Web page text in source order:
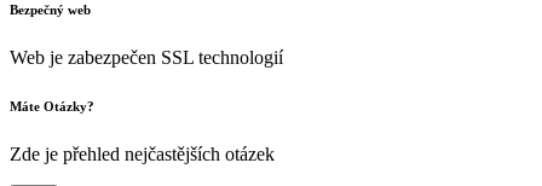
Bezpečný web
Web je zabezpečen SSL technologií
Máte Otázky?
Zde je přehled nejčastějších otázek